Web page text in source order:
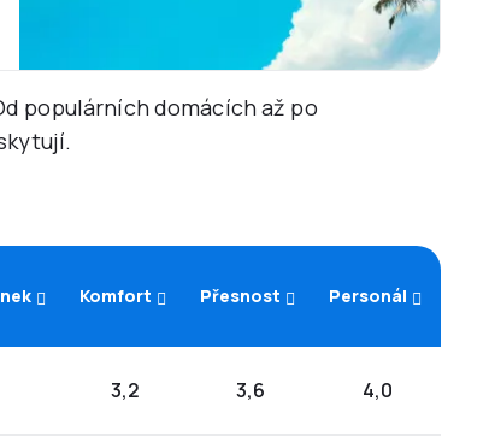
populárních domácích až po
Komfort Přesnost Personál
3,2 3,6 4,0